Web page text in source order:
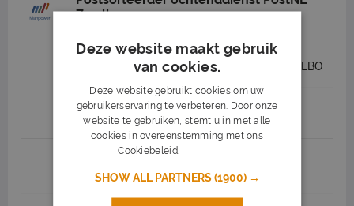
Zwolle
15 uur Middelbare school - LBO
Job highlights
Deze website maakt gebruik
van cookies.
Deze website gebruikt cookies om uw
gebruikerservaring te verbeteren. Door onze
website te gebruiken, stemt u in met alle
cookies in overeenstemming met ons
Cookiebeleid.
SHOW ALL PARTNERS(1900) →